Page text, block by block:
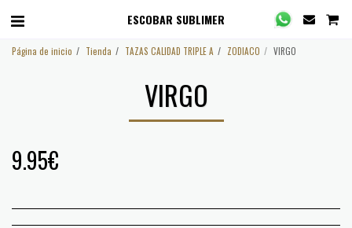
ESCOBAR SUBLIMER
Página de inicio Tienda TAZAS CALIDAD TRIPLE A ZODIACO VIRGO
VIRGO
9.95€